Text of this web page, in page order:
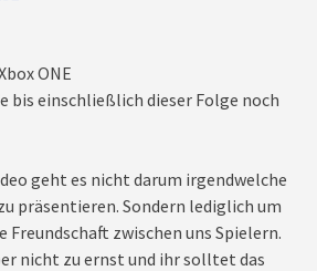
ONE
bis einschließlich dieser Folge noch
geht es nicht darum irgendwelche
präsentieren. Sondern lediglich um
Freundschaft zwischen uns Spielern.
nicht zu ernst und ihr solltet das